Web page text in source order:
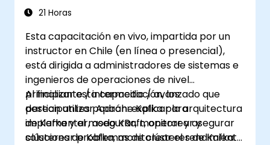
21 Horas
Esta capacitación en vivo, impartida por un
instructor en Chile (en línea o presencial),
está dirigida a administradores de sistemas e
ingenieros de operaciones de nivel
principiante / intermedio / avanzado que
desean utilizar Apache Kafka para
implementar, asegurar, monitorear y
solucionar problemas de clústeres de Kafka.
Al finalizar esta capacitación, los
participantes podrán: explicar la arquitectura
de Kafka y el modo KRaft, operar y asegurar
clústeres de Kafka, monitorear el rendimiento